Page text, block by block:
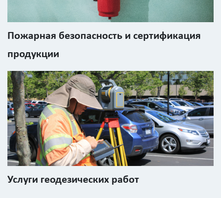
Пожарная безопасность и сертификация
продукции
Услуги геодезических работ